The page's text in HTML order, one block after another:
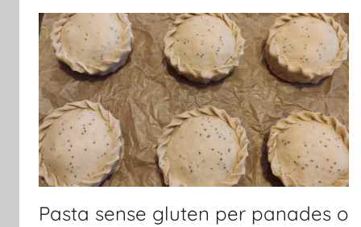
Pasta sense gluten per panades o